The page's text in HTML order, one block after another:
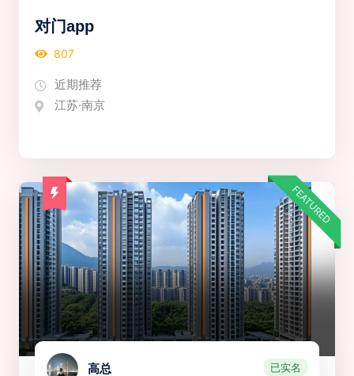
对门app
807
近期推荐
江苏·南京
FEATURED
高总 已实名